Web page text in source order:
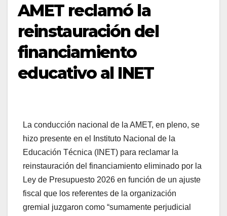
AMET reclamó la
reinstauración del
financiamiento
educativo al INET
La conducción nacional de la AMET, en pleno, se
hizo presente en el Instituto Nacional de la
Educación Técnica (INET) para reclamar la
reinstauración del financiamiento eliminado por la
Ley de Presupuesto 2026 en función de un ajuste
fiscal que los referentes de la organización
gremial juzgaron como “sumamente perjudicial